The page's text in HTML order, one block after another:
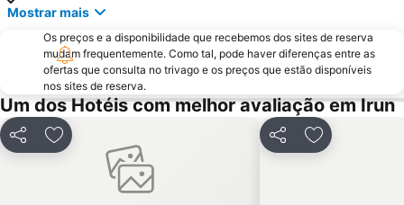
Centrale de Hossegor
Zimizarga
Altza
Ategorrieta-Ulia
Gros
Riberas de Loyola
Teatro Victoria Eugenia
La Grande Plage
Mendelu
Gare d'Hendaye
Hendaiako Hondartza
Igreja de São João Batista
Mostrar mais
Os preços e a disponibilidade que recebemos dos sites de reserva
mudam frequentemente. Como tal, pode haver diferenças entre as
ofertas que consulta no trivago e os preços que estão disponíveis
nos sites de reserva.
Um dos Hotéis com melhor avaliação em Irun
PartilharAdicionar aos favoritos PartilharAdicionar